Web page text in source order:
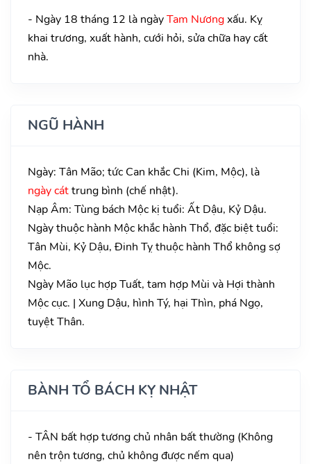
- Ngày 18 tháng 12 là ngàyTam Nươngxấu. Kỵ
khai trương, xuất hành, cưới hỏi, sửa chữa hay cất
nhà.
NGŨ HÀNH
Ngày: Tân Mão; tức Can khắc Chi (Kim, Mộc), là
ngày cáttrung bình (chế nhật).
Nạp Âm: Tùng bách Mộc kị tuổi: Ất Dậu, Kỷ Dậu.
Ngày thuộc hành Mộc khắc hành Thổ, đặc biệt tuổi:
Tân Mùi, Kỷ Dậu, Đinh Tỵ thuộc hành Thổ không sợ
Mộc.
Ngày Mão lục hợp Tuất, tam hợp Mùi và Hợi thành
Mộc cục. | Xung Dậu, hình Tý, hại Thìn, phá Ngọ,
tuyệt Thân.
BÀNH TỔ BÁCH KỴ NHẬT
- TÂN bất hợp tương chủ nhân bất thường (Không
nên trộn tương, chủ không được nếm qua)